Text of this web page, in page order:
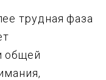
трудная фаза
общей